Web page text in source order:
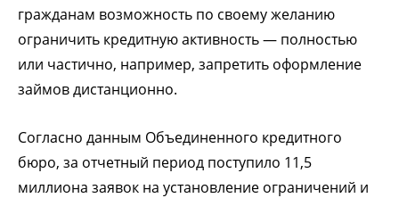
гражданам возможность по своему желанию
ограничить кредитную активность — полностью
или частично, например, запретить оформление
займов дистанционно.
Согласно данным Объединенного кредитного
бюро, за отчетный период поступило 11,5
миллиона заявок на установление ограничений и